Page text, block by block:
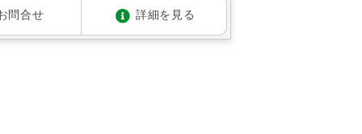
問合せ 詳細を見る